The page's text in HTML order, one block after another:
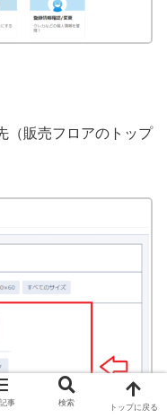
（販売フロアのトップ
事 検索 トップに戻る